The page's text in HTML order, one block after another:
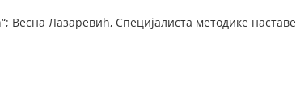
Лазаревић, Специјалиста методике наставе